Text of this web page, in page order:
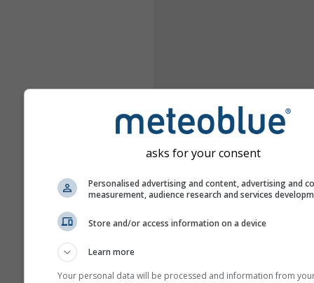
asks for your consent
Personalised advertising and content, advertising and
measurement, audience research and services
Store and/or access information on a device
Learn more
Your personal data will be processed and information from